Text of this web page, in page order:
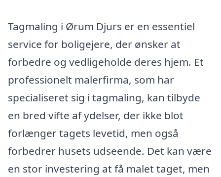
Tagmaling i Ørum Djurs er en essentiel
service for boligejere, der ønsker at
forbedre og vedligeholde deres hjem. Et
professionelt malerfirma, som har
specialiseret sig i tagmaling, kan tilbyde
en bred vifte af ydelser, der ikke blot
forlænger tagets levetid, men også
forbedrer husets udseende. Det kan være
en stor investering at få malet taget, men